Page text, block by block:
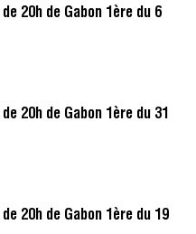
M
20h de Gabon 1ère du 6
20h de Gabon 1ère du 31
20h de Gabon 1ère du 19